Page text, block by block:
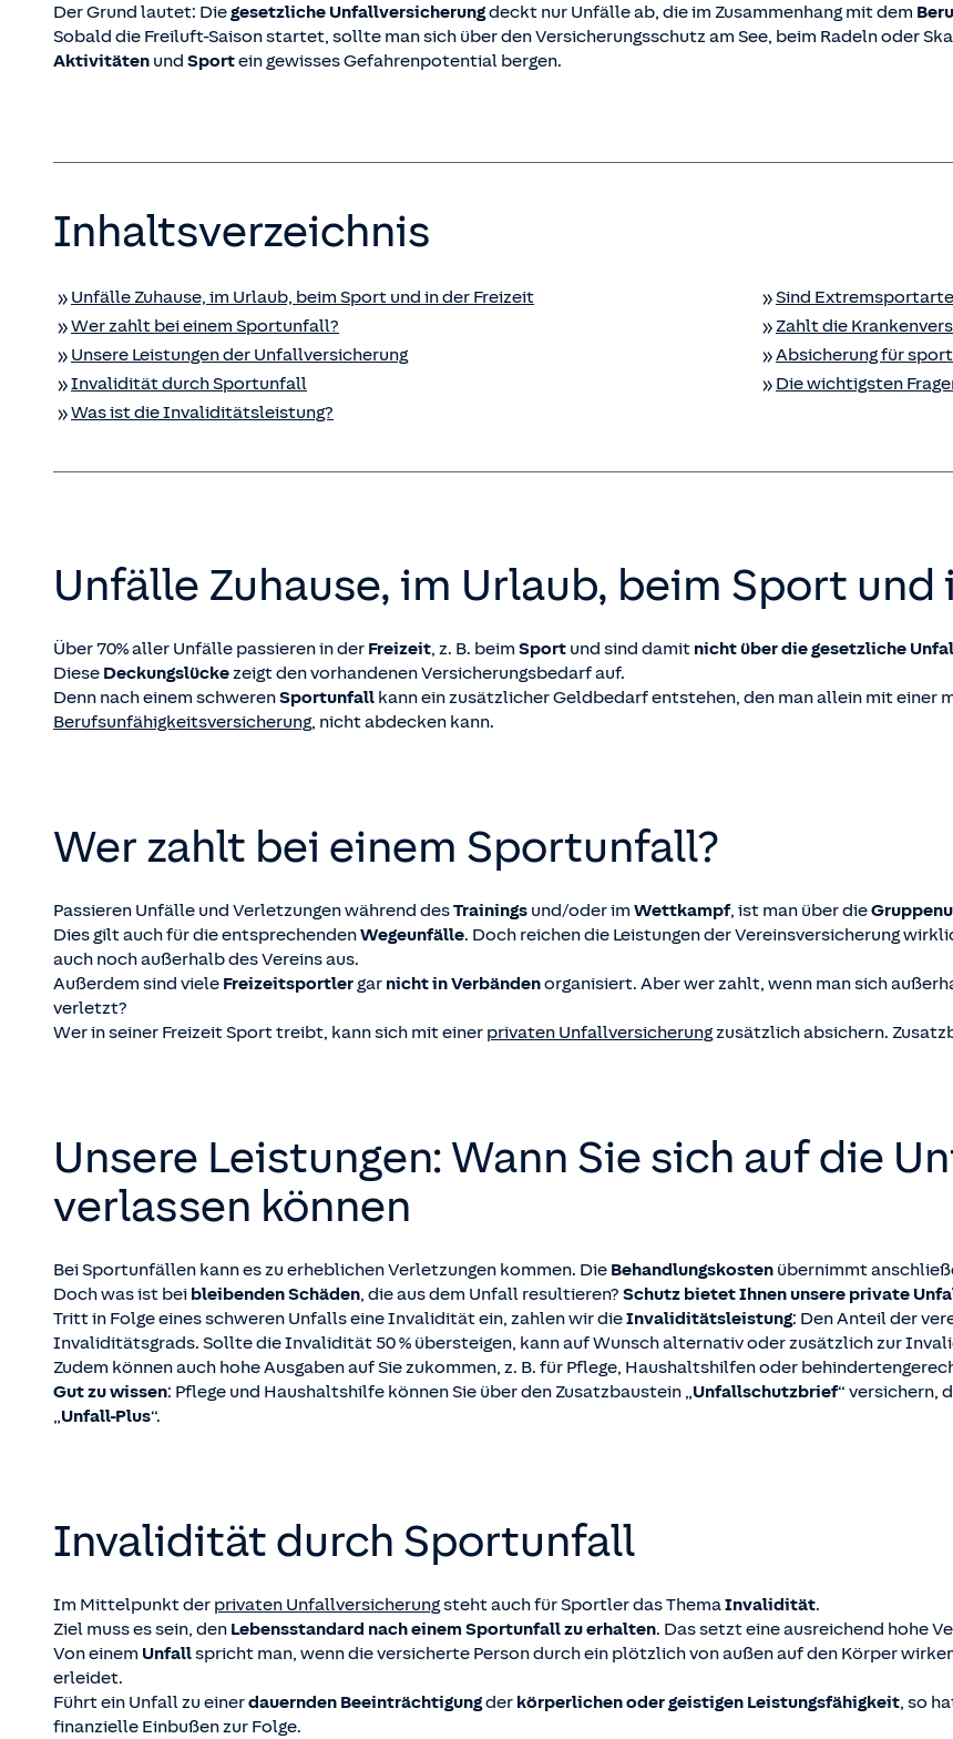
Der Grund lautet: Diegesetzliche Unfallversicherungdeckt nur Unfälle ab, die im Zusammenhang mit dem
Sobald die Freiluft-Saison startet, sollte man sich über den Versicherungsschutz am See, beim Radeln oder
Aktivitäten und Sportein gewisses Gefahrenpotential bergen.
Inhaltsverzeichnis
Unfälle Zuhause, im Urlaub, beim Sport und in der Freizeit
Wer zahlt bei einem Sportunfall?
Unsere Leistungen der Unfall­versicherung
Invalidität durch Sportunfall
Was ist die Invaliditätsleistung?
Sind
Zahlt die
Absicherung für
Die wichtigsten
Unfälle Zuhause, im Urlaub, beim Sport und
Über 70% aller Unfälle passieren in der Freizeit, z. B. beim Sport und sind damit nicht über die gesetzliche
Diese Deckungslückezeigt den vorhandenen Versicherungsbedarf auf.
Denn nach einem schwerenSportunfall kann ein zusätzlicher Geldbedarf entstehen, den man allein mit einer
Berufsunfähigkeitsversicherung, nicht abdecken kann.
Wer zahlt bei einem Sportunfall?
Passieren Unfälle und Verletzungen während desTrainings und/oder im Wettkampf, ist man über die
Dies gilt auch für die entsprechendenWegeunfälle. Doch reichen die Leistungen der Vereinsversicherung
auch noch außerhalb des Vereins aus.
Außerdem sind viele Freizeitsportler gar nicht in Verbändenorganisiert. Aber wer zahlt, wenn man sich
verletzt?
Wer in seiner Freizeit Sport treibt, kann sich mit einer privaten Unfallversicherungzusätzlich absichern.
Unsere Leistungen: Wann Sie sich auf die
verlassen können
Bei Sportunfällen kann es zu erheblichen Verletzungen kommen. Die Behandlungskosten übernimmt
Doch was ist bei bleibenden Schäden, die aus dem Unfall resultieren? Schutz bietet Ihnen unsere private
Tritt in Folge eines schweren Unfalls eine Invalidität ein, zahlen wir dieInvaliditätsleistung: Den Anteil der
Invaliditätsgrads. Sollte die Invalidität 50 % übersteigen, kann auf Wunsch alternativ oder zusätzlich zur
Zudem können auch hohe Ausgaben auf Sie zukommen, z. B. für Pflege, Haushaltshilfen oder
Gut zu wissen: Pflege und Haushaltshilfe können Sie über den Zusatzbaustein „Unfallschutzbrief“ versichern,
„Unfall-Plus“.
Invalidität durch Sportunfall
Im Mittelpunkt der privaten Unfallversicherungsteht auch für Sportler das ThemaInvalidität.
Ziel muss es sein, den Lebensstandard nach einem Sportunfall zu erhalten. Das setzt eine ausreichend hohe
Von einem Unfallspricht man, wenn die versicherte Person durch ein plötzlich von außen auf den Körper
erleidet.
Führt ein Unfall zu einerdauernden Beeinträchtigungder körperlichen oder geistigen Leistungsfähigkeit, so
finanzielle Einbußen zur Folge.